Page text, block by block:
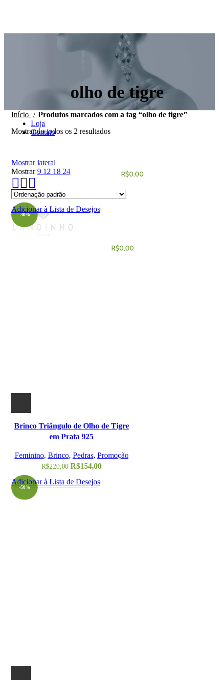
Loja
Contato
R$0,00
MENU
R$0,00
olho de tigre
Início
Produtos marcados com a tag “olho de tigre”
Mostrando todos os 2 resultados
Mostrar lateral
Mostrar9 12 18 24
-30%
Adicionar à Lista de Desejos
Brinco Triângulo de Olho de Tigre
em Prata 925
Feminino, Brinco, Pedras, Promoção
R$220,00 R$154,00
-50%
Adicionar à Lista de Desejos